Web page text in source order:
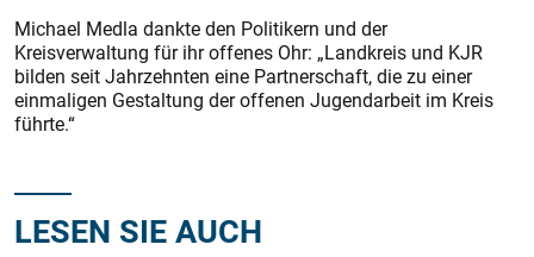
Michael Medla dankte den Politikern und der
Kreisverwaltung für ihr offenes Ohr: „Landkreis und KJR
bilden seit Jahrzehnten eine Partnerschaft, die zu einer
einmaligen Gestaltung der offenen Jugendarbeit im Kreis
führte.“
LESEN SIE AUCH